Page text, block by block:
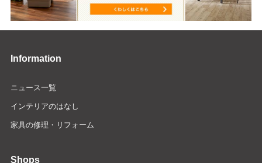
Information
ニュース一覧
インテリアのはなし
家具の修理・リフォーム
Shops